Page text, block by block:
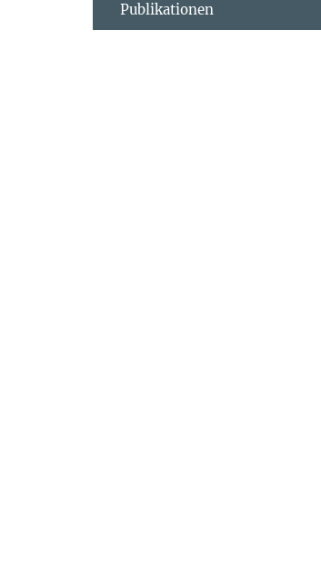
Publikationen